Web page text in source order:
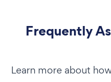
Frequently
Learn more about